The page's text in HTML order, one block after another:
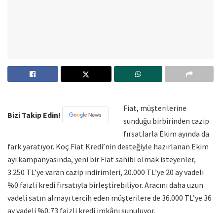
Bizi Takip Edin!
Fiat, müşterilerine
sunduğu birbirinden cazip
fırsatlarla Ekim ayında da
fark yaratıyor. Koç Fiat Kredi’nin desteğiyle hazırlanan Ekim
ayı kampanyasında, yeni bir Fiat sahibi olmak isteyenler,
3.250 TL’ye varan cazip indirimleri, 20.000 TL’ye 20 ay vadeli
%0 faizli kredi fırsatıyla birleştirebiliyor. Aracını daha uzun
vadeli satın almayı tercih eden müşterilere de 36.000 TL’ye 36
ay vadeli %0,73 faizli kredi imkânı sunuluyor.